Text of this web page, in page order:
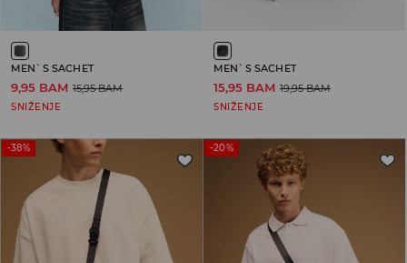
MEN`S SACHET
9,95 BAM 15,95 BAM
SNIŽENJE
MEN`S SACHET
15,95 BAM 19,95 BAM
SNIŽENJE
-38% -20%